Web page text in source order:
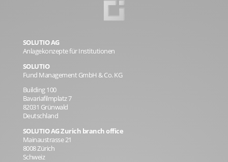
SOLUTIO AG
Anlagekonzepte für Institutionen
SOLUTIO
Fund Management GmbH & Co. KG
Building 100
Bavariafilmplatz 7
82031 Grünwald
Deutschland
SOLUTIO AG Zurich branch office
Mainaustrasse 21
8008 Zürich
Schweiz